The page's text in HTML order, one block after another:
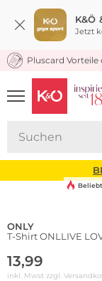
K&Ö
Jetzt
Pluscard Vorteile
UNSERE APP
ONLY
T-Shirt ONLLIVE
13,99
inkl. Mwst zzgl.